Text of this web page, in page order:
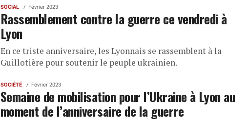
SOCIAL Février 2023
Rassemblement contre la guerre ce vendredi à
Lyon
En ce triste anniversaire, les Lyonnais se rassemblent à la
Guillotière pour soutenir le peuple ukrainien.
SOCIÉTÉ Février 2023
Semaine de mobilisation pour l’Ukraine à Lyon au
moment de l’anniversaire de la guerre